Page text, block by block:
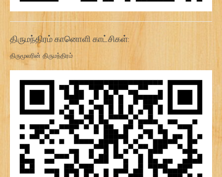
திருமந்திரம் கானொளி காட்சிகள்:
திருமூலரின் திருமந்திரம்